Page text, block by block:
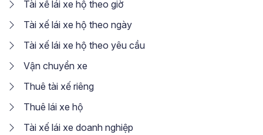
Tài xế lái xe hộ theo giờ
Tài xế lái xe hộ theo ngày
Tài xế lái xe hộ theo yêu cầu
Vận chuyển xe
Thuê tài xế riêng
Thuê lái xe hộ
Tài xế lái xe doanh nghiệp